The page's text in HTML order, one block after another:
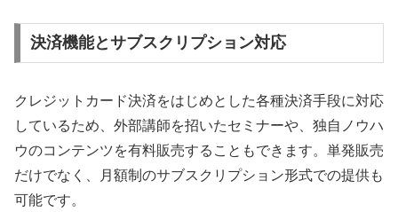
決済機能とサブスクリプション対応
クレジットカード決済をはじめとした各種決済手段に対応
しているため、外部講師を招いたセミナーや、独自ノウハ
ウのコンテンツを有料販売することもできます。単発販売
だけでなく、月額制のサブスクリプション形式での提供も
可能です。